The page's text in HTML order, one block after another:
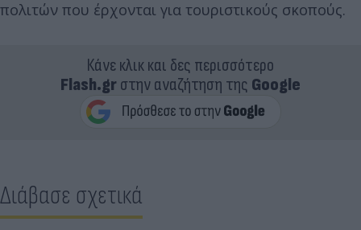
πολιτών που έρχονται για τουριστικούς σκοπούς.
Κάνε κλικ και δες περισσότερο
Flash.grστην αναζήτηση της Google
Διάβασε σχετικά